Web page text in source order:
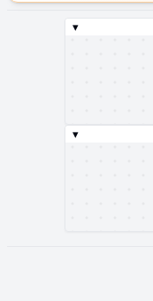
▾
▾